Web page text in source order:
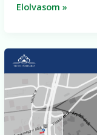
Elolvasom »
Kertváros
ellátásbiztonságát
növelő
ivóvízhálózat-
felújítás
indul